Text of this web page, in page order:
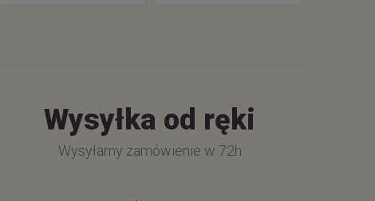
Wysyłka od ręki
Wysyłamy zamówienie w 72h